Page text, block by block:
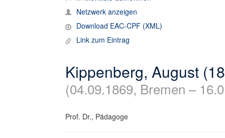
Netzwerk anzeigen
Download EAC-CPF (XML)
Link zum Eintrag
Kippenberg, August
(04.09.1869, Bremen –
Prof. Dr., Pädagoge